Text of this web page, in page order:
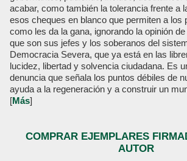
acabar, como también la tolerancia frente a
esos cheques en blanco que permiten a los
como les da la gana, ignorando la opinión
que son sus jefes y los soberanos del
Democracia Severa, que ya está en las
lucidez, libertad y solvencia ciudadana. Es
denuncia que señala los puntos débiles de
ayuda a la regeneración y a construir un
[Más]
COMPRAR EJEMPLARES
AUTOR